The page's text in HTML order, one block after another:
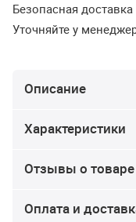
Безопасная
Уточняйте у
Описание
Характеристики
Отзывы о
Оплата и